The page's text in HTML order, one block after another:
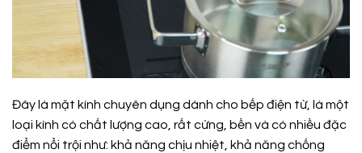
Đây là mặt kính chuyên dụng dành cho bếp điện từ, là một
loại kính có chất lượng cao, rất cứng, bền và có nhiều đặc
điểm nổi trội như: khả năng chịu nhiệt, khả năng chống